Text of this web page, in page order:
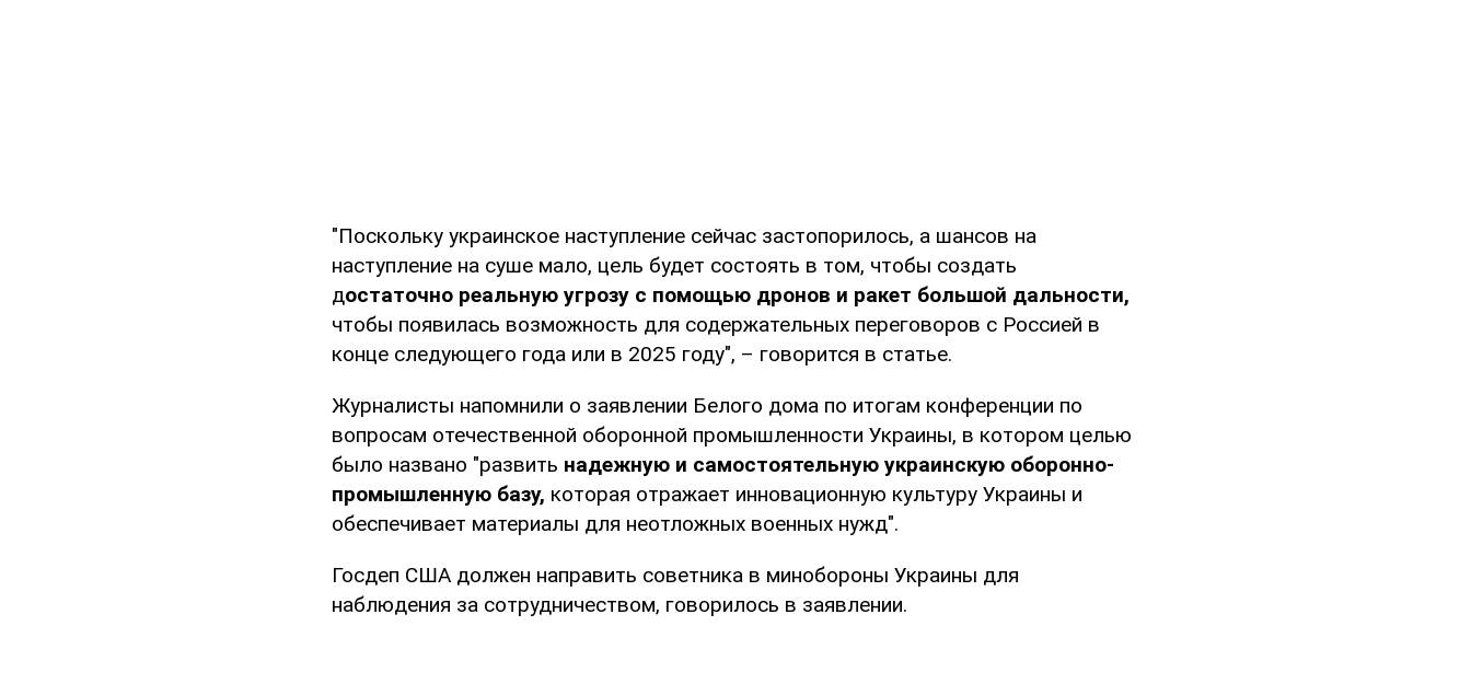
"Поскольку украинское наступление сейчас застопорилось, а шансов на
наступление на суше мало, цель будет состоять в том, чтобы создать
достаточно реальную угрозу с помощью дронов и ракет большой дальности,
чтобы появилась возможность для содержательных переговоров с Россией в
конце следующего года или в 2025 году", – говорится в статье.
Журналисты напомнили о заявлении Белого дома по итогам конференции по
вопросам отечественной оборонной промышленности Украины, в котором целью
было названо "развить надежную и самостоятельную украинскую оборонно-
промышленную базу, которая отражает инновационную культуру Украины и
обеспечивает материалы для неотложных военных нужд".
Госдеп США должен направить советника в минобороны Украины для
наблюдения за сотрудничеством, говорилось в заявлении.